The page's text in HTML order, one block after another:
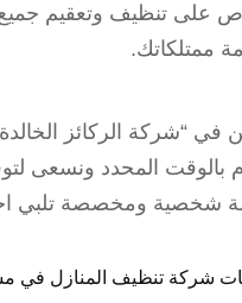
على تنظيف وتعقيم جميع
ممتلكاتك.
في “شركة الركائز
بالوقت المحدد ونسعى
شخصية ومخصصة تلبي
شركة تنظيف المنازل في